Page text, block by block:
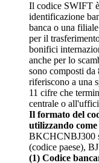
Il codice SWIFT
identificazione
banca o una
per il
bonifici
anche per lo
sono composti
riferiscono a una
11 cifre che
centrale o
Il formato del
utilizzando
BKCHCNBJ300
(codice paese),
(1) Codice